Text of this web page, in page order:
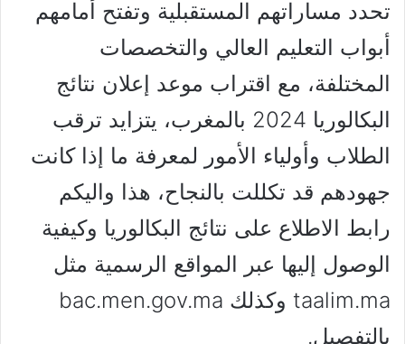
تحدد مساراتهم المستقبلية وتفتح أمامهم
أبواب التعليم العالي والتخصصات
المختلفة، مع اقتراب موعد إعلان نتائج
البكالوريا 2024 بالمغرب، يتزايد ترقب
الطلاب وأولياء الأمور لمعرفة ما إذا كانت
جهودهم قد تكللت بالنجاح، هذا واليكم
رابط الاطلاع على نتائج البكالوريا وكيفية
الوصول إليها عبر المواقع الرسمية مثل
taalim.ma وكذلك bac.men.gov.ma
بالتفصيل.